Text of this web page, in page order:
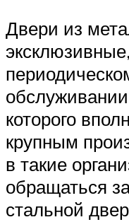
Двери из
которого
крупным
в такие
обращаться
стальной